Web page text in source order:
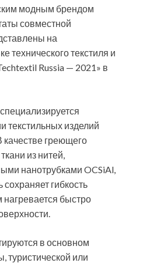
модным брендом
совместной
на
технического текстиля и
Russia — 2021» в
текстильных изделий
качестве греющего
из нитей,
нанотрубками OCSiAl,
сохраняет гибкость
нагревается быстро
в основном
туристической или